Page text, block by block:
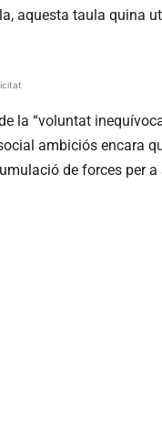
aquesta taula quina
la “voluntat
ambiciós encara
de forces per a